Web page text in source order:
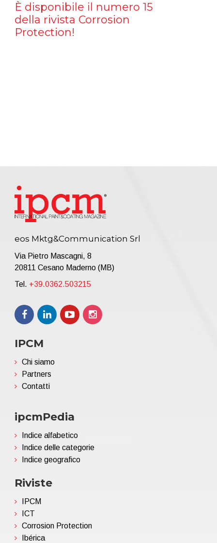
È disponibile il numero 15
della rivista Corrosion
Protection!
eos Mktg&Communication Srl
Via Pietro Mascagni, 8
20811 Cesano Maderno (MB)
Tel. +39.0362.503215
IPCM
Chi siamo
Partners
Contatti
ipcmPedia
Indice alfabetico
Indice delle categorie
Indice geografico
Riviste
IPCM
ICT
Corrosion Protection
Ibérica